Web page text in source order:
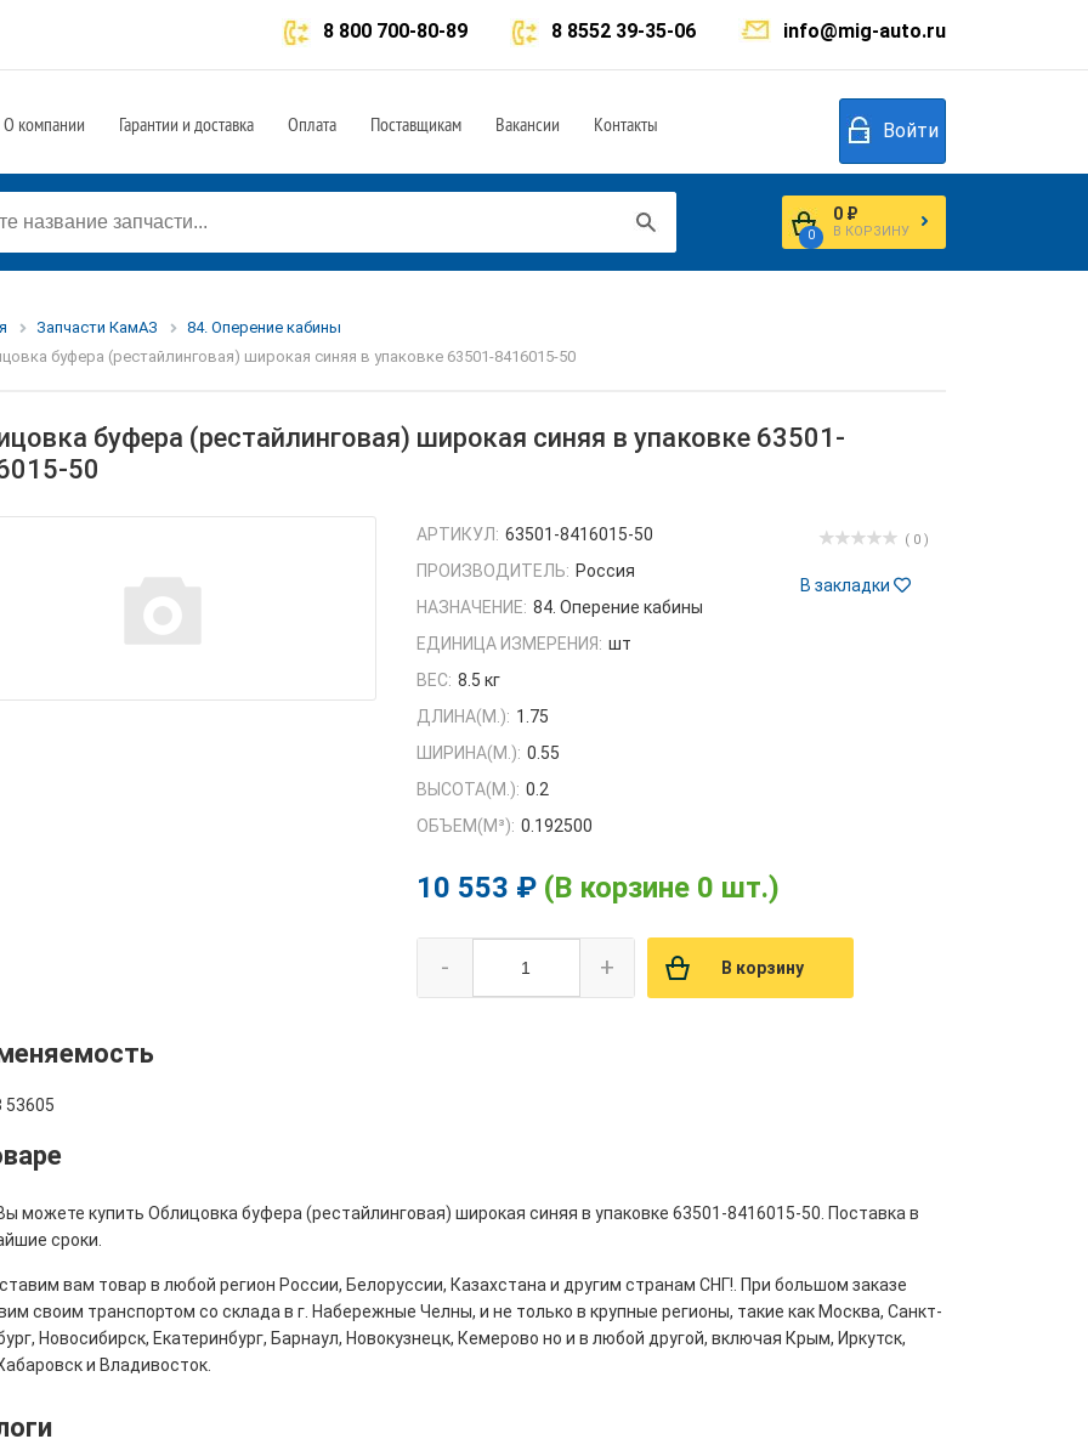
info@mig-auto.ru
8 8552 39-35-06
8 800 700-80-89
О компании Гарантии и доставка Оплата Поставщикам Вакансии Контакты Войти
0
0 ₽
В КОРЗИНУ
Запчасти КамАЗ
84. Оперение кабины
буфера (рестайлинговая) широкая синяя в упаковке 63501-8416015-50
буфера (рестайлинговая) широкая синяя в упаковке 63501-
50
( 0 )
В закладки
АРТИКУЛ: 63501-8416015-50
ПРОИЗВОДИТЕЛЬ: Россия
НАЗНАЧЕНИЕ: 84. Оперение кабины
ЕДИНИЦА ИЗМЕРЕНИЯ: шт
ВЕС: 8.5 кг
ДЛИНА(М.): 1.75
ШИРИНА(М.): 0.55
ВЫСОТА(М.): 0.2
ОБЪЕМ(M³): 0.192500
10 553 ₽ (В корзине 0 шт.)
- + В корзину
можете купить Облицовка буфера (рестайлинговая) широкая синяя в упаковке 63501-8416015-50. Поставка в
сроки.
вам товар в любой регион России, Белоруссии, Казахстана и другим странам СНГ!. При большом заказе
своим транспортом со склада в г. Набережные Челны, и не только в крупные регионы, такие как Москва, Санкт-
Новосибирск, Екатеринбург, Барнаул, Новокузнецк, Кемерово но и в любой другой, включая Крым, Иркутск,
и Владивосток.